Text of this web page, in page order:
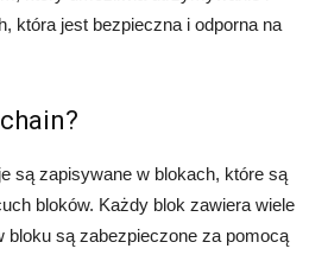
która jest bezpieczna i odporna na
są zapisywane w blokach, które są
bloków. Każdy blok zawiera wiele
bloku są zabezpieczone za pomocą